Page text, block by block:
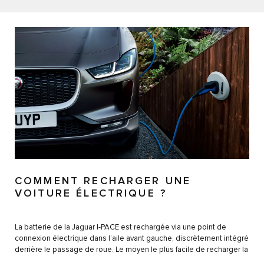
COMMENT RECHARGER UNE
VOITURE ÉLECTRIQUE ?
La batterie de la Jaguar I-PACE est rechargée via une point de
connexion électrique dans l’aile avant gauche, discrètement intégré
derrière le passage de roue. Le moyen le plus facile de recharger la